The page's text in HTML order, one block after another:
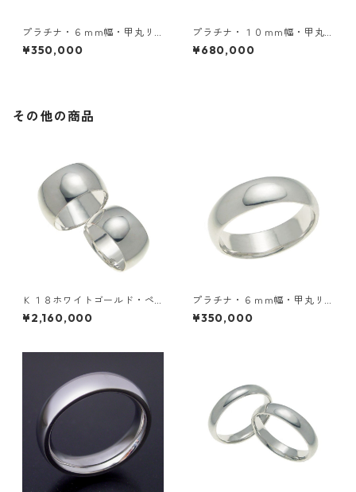
プラチナ・６ｍｍ幅・甲丸リ
ング
¥350,000
プラチナ・１０ｍｍ幅・甲丸
リング
¥680,000
その他の商品
Ｋ１８ホワイトゴールド・ペ
アリング・１０ｍｍ幅・甲丸
リング
¥2,160,000
プラチナ・６ｍｍ幅・甲丸リ
ング
¥350,000